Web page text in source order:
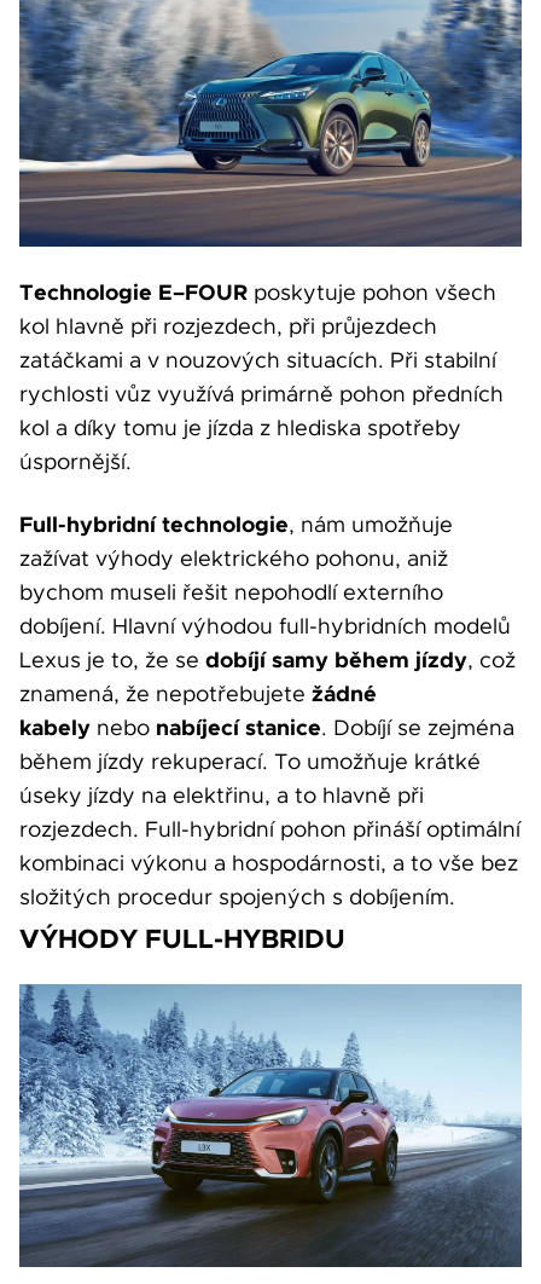
Technologie E–FOUR poskytuje pohon všech
kol hlavně při rozjezdech, při průjezdech
zatáčkami a v nouzových situacích. Při stabilní
rychlosti vůz využívá primárně pohon předních
kol a díky tomu je jízda z hlediska spotřeby
úspornější.
Full-hybridní technologie, nám umožňuje
zažívat výhody elektrického pohonu, aniž
bychom museli řešit nepohodlí externího
dobíjení. Hlavní výhodou full-hybridních modelů
Lexus je to, že se dobíjí samy během jízdy, což
znamená, že nepotřebujete žádné
kabely nebo nabíjecí stanice. Dobíjí se zejména
během jízdy rekuperací. To umožňuje krátké
úseky jízdy na elektřinu, a to hlavně při
rozjezdech. Full-hybridní pohon přináší optimální
kombinaci výkonu a hospodárnosti, a to vše bez
složitých procedur spojených s dobíjením.
VÝHODY FULL-HYBRIDU